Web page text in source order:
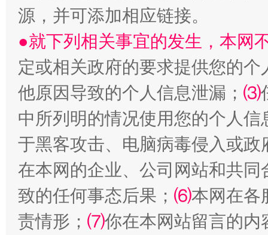
阿坝州三大球赛在茂县开幕 规模
源，并可添加相应链接。
●就下列相关事宜的发生，本网
定或相关政府的要求提供您的个
他原因导致的个人信息泄漏； ⑶
中所列明的情况使用您的个人
于黑客攻击、电脑病毒侵入或
在本网的企业、公司网站和共
致的任何事态后果； ⑹本网在各
责情形； ⑺你在本网站留言的内